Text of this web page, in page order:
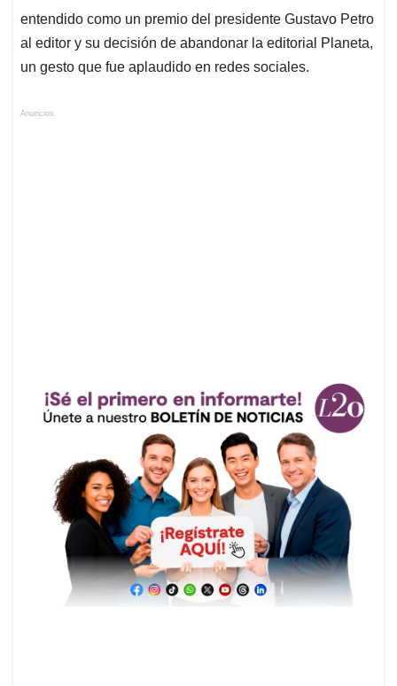
entendido como un premio del presidente Gustavo Petro
al editor y su decisión de abandonar la editorial Planeta,
un gesto que fue aplaudido en redes sociales.
Anuncios.